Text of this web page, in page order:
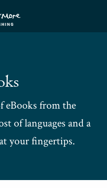
eBooks from the
of languages and a
your fingertips.